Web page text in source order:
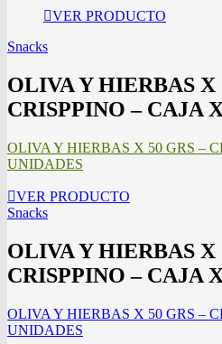
VER PRODUCTO
Snacks
OLIVA Y HIERBAS X
CRISPPINO – CAJA
OLIVA Y HIERBAS X 50 GRS –
UNIDADES
VER PRODUCTO
Snacks
OLIVA Y HIERBAS X
CRISPPINO – CAJA
OLIVA Y HIERBAS X 50 GRS –
UNIDADES